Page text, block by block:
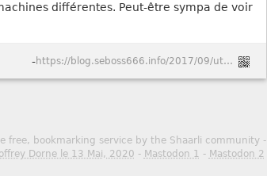
différentes. Peut-être sympa de voir
- https://blog.seboss666.info/2017/09/utiliser-lsyncd-pour-synchroniser-deux-dossiers/
free, bookmarking service by the Shaarli community -
Dorne le 13 Mai, 2020 - Mastodon 1 - Mastodon 2